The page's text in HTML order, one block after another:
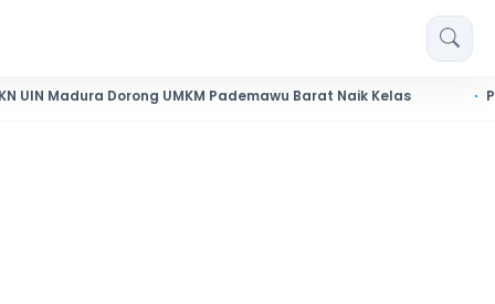
Dorong UMKM Pademawu Barat Naik Kelas Pendidikan